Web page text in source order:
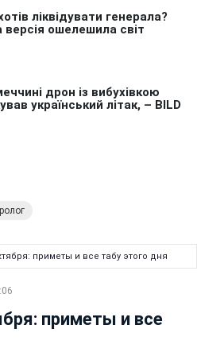
приметы и все табу этого дня
приметы и все